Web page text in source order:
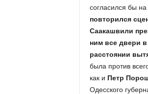
согласился бы на
повторился
Саакашвили
ним все двери
расстоянии
была против
как и Петр
Одесского